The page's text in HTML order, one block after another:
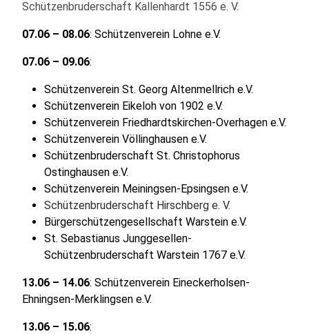
Schützenbruderschaft Kallenhardt 1556 e. V.
07.06 – 08.06: Schützenverein Lohne e.V.
07.06 – 09.06:
Schützenverein St. Georg Altenmellrich e.V.
Schützenverein Eikeloh von 1902 e.V.
Schützenverein Friedhardtskirchen-Overhagen e.V.
Schützenverein Völlinghausen e.V.
Schützenbruderschaft St. Christophorus
Ostinghausen e.V.
Schützenverein Meiningsen-Epsingsen e.V.
Schützenbruderschaft Hirschberg e. V.
Bürgerschützengesellschaft Warstein e.V.
St. Sebastianus Junggesellen-
Schützenbruderschaft Warstein 1767 e.V.
13.06 – 14.06: Schützenverein Eineckerholsen-
Ehningsen-Merklingsen e.V.
13.06 – 15.06: